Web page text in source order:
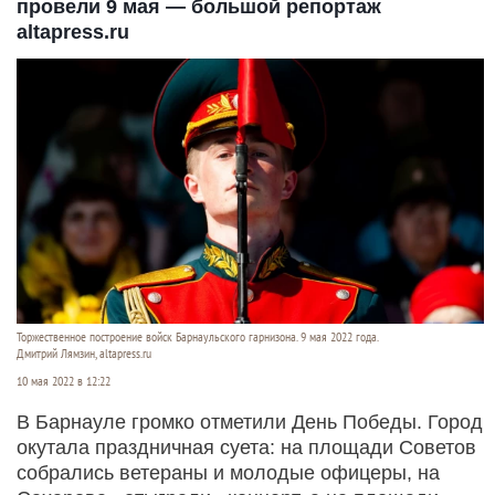
провели 9 мая — большой репортаж
altapress.ru
Торжественное построение войск Барнаульского гарнизона. 9 мая 2022 года.
Дмитрий Лямзин, altapress.ru
10 мая 2022 в 12:22
В Барнауле громко отметили День Победы. Город
окутала праздничная суета: на площади Советов
собрались ветераны и молодые офицеры, на